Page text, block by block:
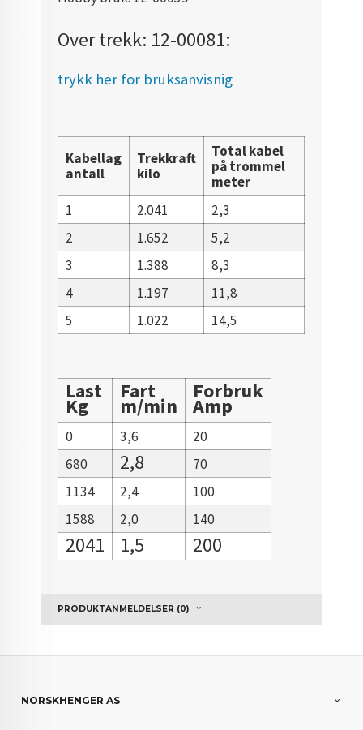
Over trekk: 12-00081:
trykk her for bruksanvisnig
Kabellag
antall
Trekkraft
kilo
Total kabel
på trommel
meter
1
2.041
2,3
2
1.652
5,2
3
1.388
8,3
4
1.197
11,8
5
1.022 14,5
Last
Kg
Fart
m/min
Forbruk
Amp
0 3,6
20
680
2,8
70
1134
2,4
100
1588
2,0 140
2041 1,5 200
PRODUKTANMELDELSER (0)
NORSKHENGER AS